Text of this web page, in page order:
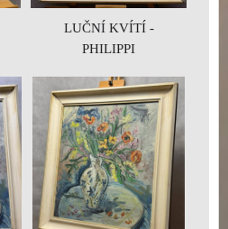
LUČNÍ KVÍTÍ -
PHILIPPI